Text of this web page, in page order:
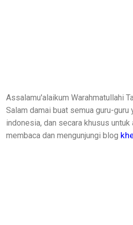
Assalamu'alaikum Warahmatullahi
Salam damai buat semua guru-guru
indonesia, dan secara khusus untuk
membaca dan mengunjungi blog